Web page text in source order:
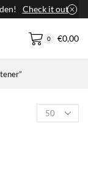
Check it out
0 €0,00
Products
per